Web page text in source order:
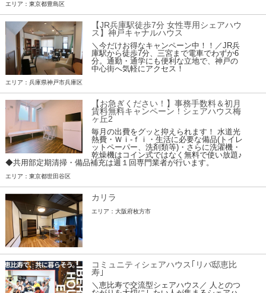
エリア：東京都豊島区
【JR兵庫駅徒歩7分 女性専用シェアハウ
ス】神戸キャナルハウス
＼今だけお得なキャンペーン中！！／JR兵
庫駅から徒歩7分、三宮まで電車でわずか6
分。通勤・通学にも便利な立地で、神戸の
中心街へ気軽にアクセス！
エリア：兵庫県神戸市兵庫区
【お急ぎください！】事務手数料＆初月
賃料無料キャンペーン！シェアハウス梅
ヶ丘2
毎月の出費をグッと抑えられます！ 水道光
熱費・Ｗｉ-ｆｉ・生活に必要な備品(トイレ
ットペーパー、洗剤類等)・さらに洗濯機・
乾燥機はコイン式ではなく無料で使い放題♪
◆共用部定期清掃・備品補充は週１回専門業者が行います。
エリア：東京都世田谷区
カリラ
エリア：大阪府枚方市
コミュニティシェアハウス｢リバ邸恵比
寿｣
＼恵比寿で交流型シェアハウス／ 人とのつ